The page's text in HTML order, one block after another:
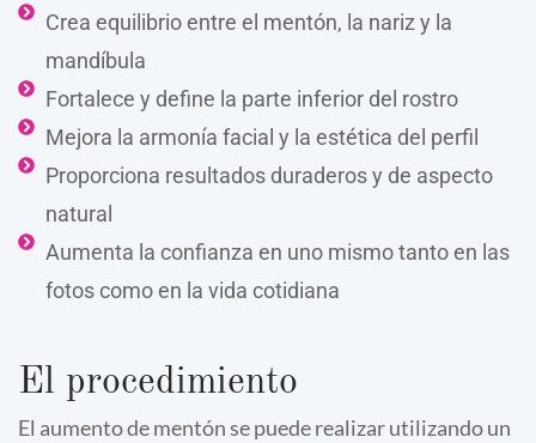
Crea equilibrio entre el mentón, la nariz y la
mandíbula
Fortalece y define la parte inferior del rostro
Mejora la armonía facial y la estética del perfil
Proporciona resultados duraderos y de aspecto
natural
Aumenta la confianza en uno mismo tanto en las
fotos como en la vida cotidiana
El procedimiento
El aumento de mentón se puede realizar utilizando un